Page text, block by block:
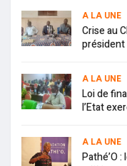
A LA UNE
Crise au
président
A LA UNE
Loi de
l’Etat
A LA UNE
Pathé’O